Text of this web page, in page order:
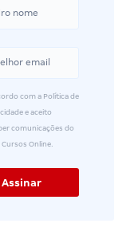
com a Política de
e aceito
comunicações do
Cursos Online.